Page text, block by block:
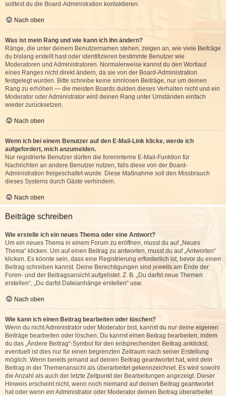
solltest du die Board-Administration kontaktieren.
Nach oben
Was ist mein Rang und wie kann ich ihn ändern?
Ränge, die unter deinem Benutzernamen stehen, zeigen an, wie viele Beiträge
du bislang erstellt hast oder identifizieren bestimmte Benutzer wie
Moderatoren und Administratoren. Normalerweise kannst du den Wortlaut
eines Ranges nicht direkt ändern, da sie von der Board-Administration
festgelegt wurden. Bitte schreibe keine sinnlosen Beiträge, nur um deinen
Rang zu erhöhen — die meisten Boards dulden dieses Verhalten nicht und ein
Moderator oder Administrator wird deinen Rang unter Umständen einfach
wieder zurücksetzen.
Nach oben
Wenn ich bei einem Benutzer auf den E-Mail-Link klicke, werde ich
aufgefordert, mich anzumelden.
Nur registrierte Benutzer dürfen die foreninterne E-Mail-Funktion für
Nachrichten an andere Benutzer nutzen, falls diese von der Board-
Administration freigeschaltet wurde. Diese Maßnahme soll den Missbrauch
dieses Systems durch Gäste verhindern.
Nach oben
Beiträge schreiben
Wie erstelle ich ein neues Thema oder eine Antwort?
Um ein neues Thema in einem Forum zu eröffnen, musst du auf „Neues
Thema“ klicken. Um auf einen Beitrag zu antworten, musst du auf „Antworten“
klicken. Es könnte sein, dass eine Registrierung erforderlich ist, bevor du einen
Beitrag schreiben kannst. Deine Berechtigungen sind jeweils am Ende der
Foren- und der Beitragsansicht aufgelistet. Z. B. „Du darfst neue Themen
erstellen“, „Du darfst Dateianhänge erstellen“ usw.
Nach oben
Wie kann ich einen Beitrag bearbeiten oder löschen?
Wenn du nicht Administrator oder Moderator bist, kannst du nur deine eigenen
Beiträge bearbeiten oder löschen. Du kannst einen Beitrag bearbeiten, indem
du das „Ändere Beitrag“-Symbol für den entsprechenden Beitrag anklickst;
eventuell ist dies nur für einen begrenzten Zeitraum nach seiner Erstellung
möglich. Wenn bereits jemand auf deinen Beitrag geantwortet hat, wird dein
Beitrag in der Themenansicht als überarbeitet gekennzeichnet. Es wird sowohl
die Anzahl als auch der letzte Zeitpunkt der Bearbeitungen angezeigt. Dieser
Hinweis erscheint nicht, wenn noch niemand auf deinen Beitrag geantwortet
hat oder wenn ein Administrator oder Moderator deinen Beitrag überarbeitet